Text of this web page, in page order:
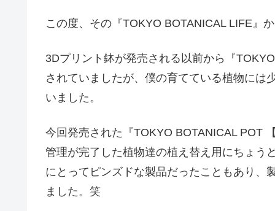
この度、その『TOKYO BOTANICAL LIFE』
3Dプリント鉢が発売される以前から『
されていましたが、僕の育てている植物には
いました。
今回発売された『TOKYO BOTANICAL POT
管理が完了した植物達の植え替え用にちょう
にとってピンズドな製品だったこともあり、
ました。笑